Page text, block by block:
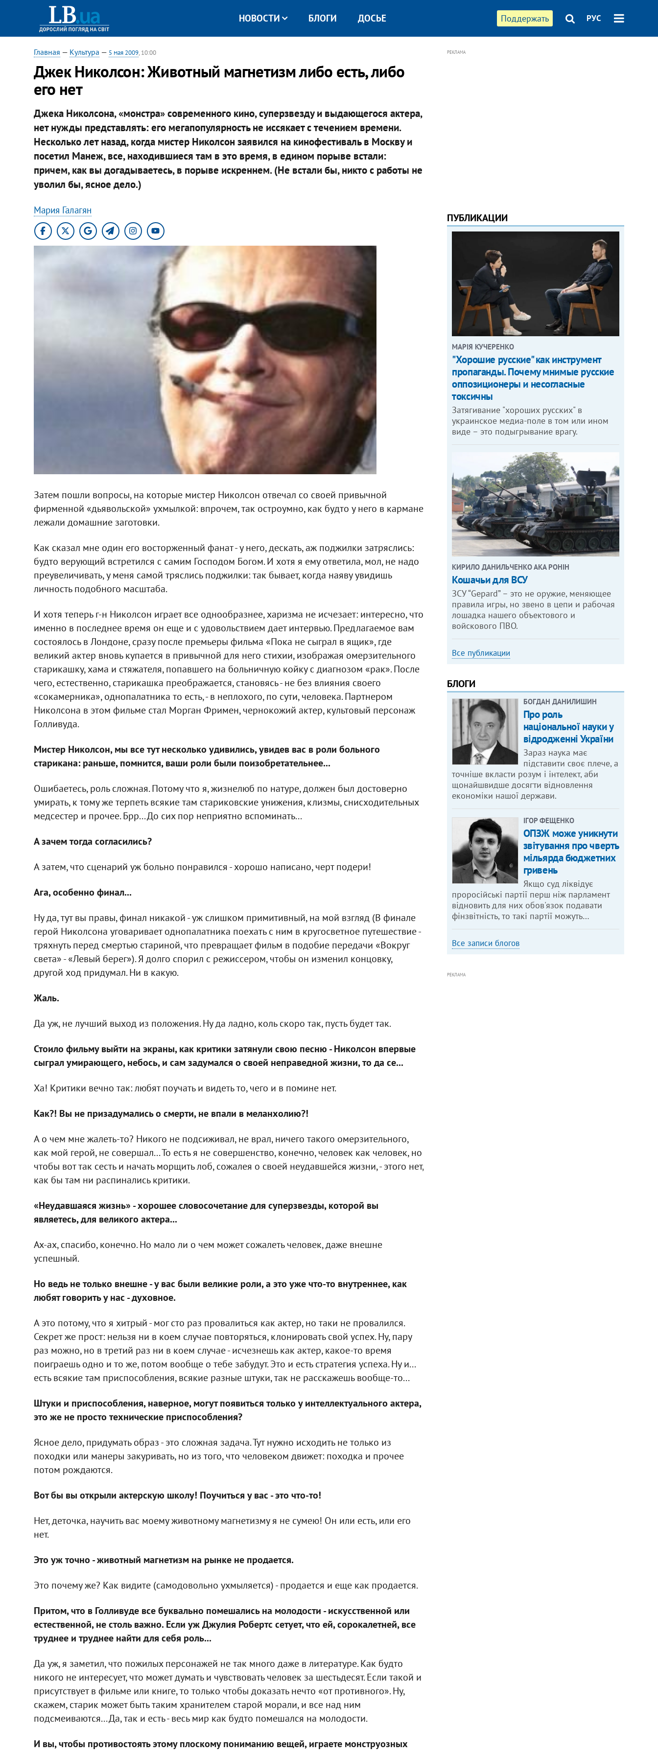
Поддержать РУС
НОВОСТИ БЛОГИ ДОСЬЕ
Главная — Культура — 5 мая 2009, 10:00
Джек Николсон: Животный магнетизм либо есть, либо
его нет
Джека Николсона, «монстра» современного кино, суперзвезду и выдающегося актера,
нет нужды представлять: его мегапопулярность не иссякает с течением времени.
Несколько лет назад, когда мистер Николсон заявился на кинофестиваль в Москву и
посетил Манеж, все, находившиеся там в это время, в едином порыве встали:
причем, как вы догадываетесь, в порыве искреннем. (Не встали бы, никто с работы не
уволил бы, ясное дело.)
Мария Галагян
Затем пошли вопросы, на которые мистер Николсон отвечал со своей привычной
фирменной «дьявольской» ухмылкой: впрочем, так остроумно, как будто у него в кармане
лежали домашние заготовки.
Как сказал мне один его восторженный фанат - у него, дескать, аж поджилки затряслись:
будто верующий встретился с самим Господом Богом. И хотя я ему ответила, мол, не надо
преувеличивать, у меня самой тряслись поджилки: так бывает, когда наяву увидишь
личность подобного масштаба.
И хотя теперь г-н Николсон играет все однообразнее, харизма не исчезает: интересно, что
именно в последнее время он еще и с удовольствием дает интервью. Предлагаемое вам
состоялось в Лондоне, сразу после премьеры фильма «Пока не сыграл в ящик», где
великий актер вновь купается в привычной для него стихии, изображая омерзительного
старикашку, хама и стяжателя, попавшего на больничную койку с диагнозом «рак». После
чего, естественно, старикашка преображается, становясь - не без влияния своего
«сокамерника», однопалатника то есть, - в неплохого, по сути, человека. Партнером
Николсона в этом фильме стал Морган Фримен, чернокожий актер, культовый персонаж
Голливуда.
Мистер Николсон, мы все тут несколько удивились, увидев вас в роли больного
старикана: раньше, помнится, ваши роли были поизобретательнее...
Ошибаетесь, роль сложная. Потому что я, жизнелюб по натуре, должен был достоверно
умирать, к тому же терпеть всякие там стариковские унижения, клизмы, снисходительных
медсестер и прочее. Брр... До сих пор неприятно вспоминать...
А зачем тогда согласились?
А затем, что сценарий уж больно понравился - хорошо написано, черт подери!
Ага, особенно финал...
Ну да, тут вы правы, финал никакой - уж слишком примитивный, на мой взгляд (В финале
герой Николсона уговаривает однопалатника поехать с ним в кругосветное путешествие -
тряхнуть перед смертью стариной, что превращает фильм в подобие передачи «Вокруг
света» - «Левый берег»). Я долго спорил с режиссером, чтобы он изменил концовку,
другой ход придумал. Ни в какую.
Жаль.
Да уж, не лучший выход из положения. Ну да ладно, коль скоро так, пусть будет так.
Стоило фильму выйти на экраны, как критики затянули свою песню - Николсон впервые
сыграл умирающего, небось, и сам задумался о своей неправедной жизни, то да се...
Ха! Критики вечно так: любят поучать и видеть то, чего и в помине нет.
Как?! Вы не призадумались о смерти, не впали в меланхолию?!
А о чем мне жалеть-то? Никого не подсиживал, не врал, ничего такого омерзительного,
как мой герой, не совершал... То есть я не совершенство, конечно, человек как человек, но
чтобы вот так сесть и начать морщить лоб, сожалея о своей неудавшейся жизни, - этого нет,
как бы там ни распинались критики.
«Неудавшаяся жизнь» - хорошее словосочетание для суперзвезды, которой вы
являетесь, для великого актера...
Ах-ах, спасибо, конечно. Но мало ли о чем может сожалеть человек, даже внешне
успешный.
Но ведь не только внешне - у вас были великие роли, а это уже что-то внутреннее, как
любят говорить у нас - духовное.
А это потому, что я хитрый - мог сто раз провалиться как актер, но таки не провалился.
Секрет же прост: нельзя ни в коем случае повторяться, клонировать свой успех. Ну, пару
раз можно, но в третий раз ни в коем случае - исчезнешь как актер, какое-то время
поиграешь одно и то же, потом вообще о тебе забудут. Это и есть стратегия успеха. Ну и...
есть всякие там приспособления, всякие разные штуки, так не расскажешь вообще-то...
Штуки и приспособления, наверное, могут появиться только у интеллектуального актера,
это же не просто технические приспособления?
Ясное дело, придумать образ - это сложная задача. Тут нужно исходить не только из
походки или манеры закуривать, но из того, что человеком движет: походка и прочее
потом рождаются.
Вот бы вы открыли актерскую школу! Поучиться у вас - это что-то!
Нет, деточка, научить вас моему животному магнетизму я не сумею! Он или есть, или его
нет.
Это уж точно - животный магнетизм на рынке не продается.
Это почему же? Как видите (самодовольно ухмыляется) - продается и еще как продается.
Притом, что в Голливуде все буквально помешались на молодости - искусственной или
естественной, не столь важно. Если уж Джулия Робертс сетует, что ей, сорокалетней, все
труднее и труднее найти для себя роль...
Да уж, я заметил, что пожилых персонажей не так много даже в литературе. Как будто
никого не интересует, что может думать и чувствовать человек за шестьдесят. Если такой и
присутствует в фильме или книге, то только чтобы доказать нечто «от противного». Ну,
скажем, старик может быть таким хранителем старой морали, и все над ним
подсмеиваются... Да, так и есть - весь мир как будто помешался на молодости.
И вы, чтобы противостоять этому плоскому пониманию вещей, играете монструозных
РЕКЛАМА
ПУБЛИКАЦИИ
МАРІЯ КУЧЕРЕНКО
"Хорошие русские" как инструмент
пропаганды. Почему мнимые русские
оппозиционеры и несогласные
токсичны
Затягивание "хороших русских" в
украинское медиа-поле в том или ином
виде – это подыгрывание врагу.
КИРИЛО ДАНИЛЬЧЕНКО АКА РОНІН
Кошачьи для ВСУ
ЗСУ “Gepard” – это не оружие, меняющее
правила игры, но звено в цепи и рабочая
лошадка нашего объектового и
войскового ПВО.
Все публикации
БЛОГИ
БОГДАН ДАНИЛИШИН
Про роль
національної науки у
відродженні України
Зараз наука має
підставити своє плече, а
точніше вкласти розум і інтелект, аби
щонайшвидше досягти відновлення
економіки нашої держави.
ІГОР ФЕЩЕНКО
ОПЗЖ може уникнути
звітування про чверть
мільярда бюджетних
гривень
Якщо суд ліквідує
проросійські партії перш ніж парламент
відновить для них обов'язок подавати
фінзвітність, то такі партії можуть…
Все записи блогов
РЕКЛАМА